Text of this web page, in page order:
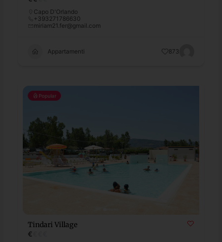
Capo D'Orlando
+393271786630
miriam21.fer@gmail.com
Appartamenti 873
Popular
Tindari Village
€